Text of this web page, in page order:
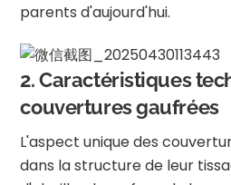
parents d'aujourd'hui.
2. Caractéristiques
couvertures gaufrées
L'aspect unique des
dans la structure de leur